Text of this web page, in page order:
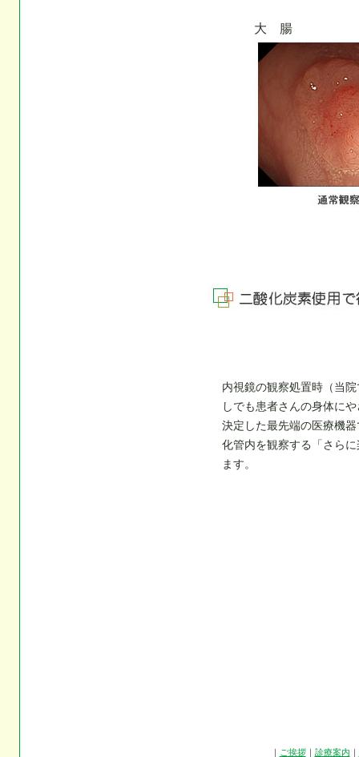
大 腸
内視鏡の観察処置時（当
しでも患者さんの身体に
決定した最先端の医療機
化管内を観察する「さら
ます。
｜ ご挨拶｜ 診療案内 ｜